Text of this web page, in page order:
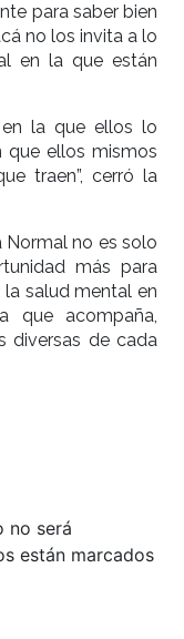
para saber bien
no los invita a lo
en la que están
la que ellos lo
que ellos mismos
traen”, cerró la
Normal no es solo
más para
salud mental en
que acompaña,
diversas de cada
no será
están marcados